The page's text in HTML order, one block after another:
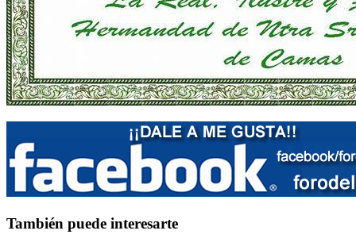
También puede interesarte